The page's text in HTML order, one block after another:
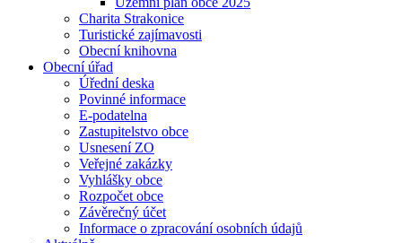
Charita Strakonice
Turistické zajímavosti
Obecní knihovna
Obecní úřad
Úřední deska
Povinné informace
E-podatelna
Zastupitelstvo obce
Usnesení ZO
Veřejné zakázky
Vyhlášky obce
Rozpočet obce
Závěrečný účet
Informace o zpracování osobních údajů